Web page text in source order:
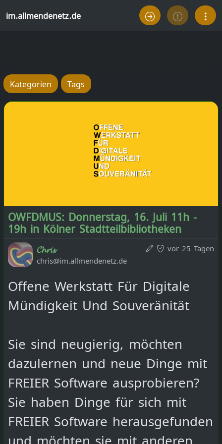
im.allmendenetz.de
Kategorien Tags
OWFDMUS: Donnerstag, 16. Juli 11h -
19h in Kölner Stadtteilbibliotheken
vor 25 Tagen
𝓒𝓱𝓻𝓲𝓼
chris@im.allmendenetz.de
Offene Werkstatt Für Digitale
Mündigkeit Und Souveränität
Sie sind neugierig, möchten
dazulernen und neue Dinge mit
FREIER Software ausprobieren?
Sie haben Dinge für sich mit
FREIER Software herausgefunden
und möchten sie mit anderen